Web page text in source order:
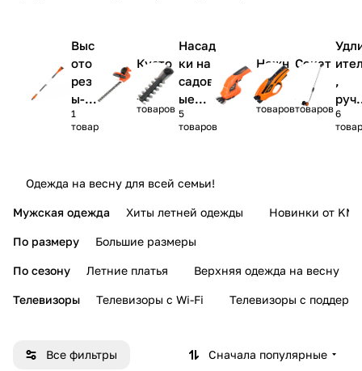
Выс
ото
рез
ы-
куст
оре
1
товар
Кусто
резы
13
товаров
Насад
ки на
садов
ые
ножни
цы
5
товаров
Ножн
ицы
14
товаров
Секат
оры
товаров
,
,
6
Одежда на весну для всей семьи!
Мужская одежда Хиты летней одежды Новинки от KMI
По размеру Большие размеры
По сезону Летние платья Верхняя одежда на весну
Телевизоры Телевизоры с Wi-Fi Телевизоры с
Все фильтры Сначала популярные